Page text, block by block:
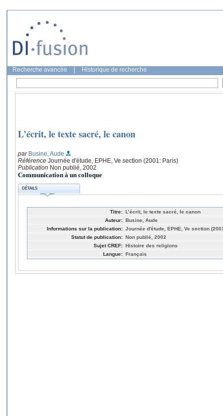
Recherche avancée Historique de recherche
L’écrit, le texte sacré, le canon
par Busine, Aude
Référence Journée d'étude, EPHE, Ve section (2001: Paris)
Publication Non publié, 2002
Communication à un colloque
DÉTAILS
Titre: L’écrit, le texte sacré, le canon
Auteur: Busine, Aude
Informations sur la publication: Journée d'étude, EPHE, Ve section
Statut de publication: Non publié, 2002
Sujet CREF: Histoire des religions
Langue: Français